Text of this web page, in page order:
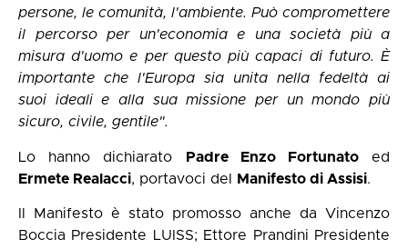
persone, le comunità, l'ambiente. Può compromettere
il percorso per un'economia e una società più a
misura d'uomo e per questo più capaci di futuro. È
importante che l'Europa sia unita nella fedeltà ai
suoi ideali e alla sua missione per un mondo più
sicuro, civile, gentile".
Lo hanno dichiarato Padre Enzo Fortunatoed
Ermete Realacci, portavoci del Manifesto di Assisi.
Il Manifesto è stato promosso anche da Vincenzo
Boccia Presidente LUISS; Ettore Prandini Presidente